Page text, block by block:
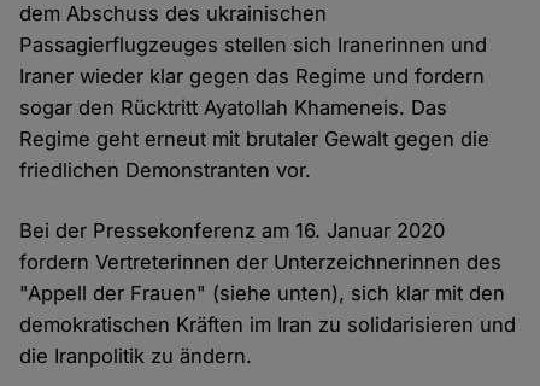
dem Abschuss des ukrainischen
Passagierflugzeuges stellen sich Iranerinnen und
Iraner wieder klar gegen das Regime und fordern
sogar den Rücktritt Ayatollah Khameneis. Das
Regime geht erneut mit brutaler Gewalt gegen die
friedlichen Demonstranten vor.
Bei der Pressekonferenz am 16. Januar 2020
fordern Vertreterinnen der Unterzeichnerinnen des
"Appell der Frauen" (siehe unten), sich klar mit den
demokratischen Kräften im Iran zu solidarisieren und
die Iranpolitik zu ändern.